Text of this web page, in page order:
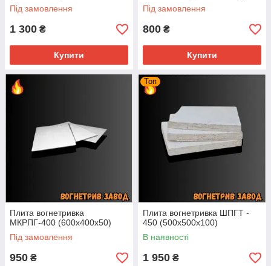
Під замовлення
1 300 ₴
Купити
Під замовлення
800 ₴
Купити
Плита вогнетривка
МКРПГ-400 (600х400х50)
Під замовлення
950 ₴
Топ
Плита вогнетривка ШПГТ -
450 (500х500х100)
В наявності
1 950 ₴